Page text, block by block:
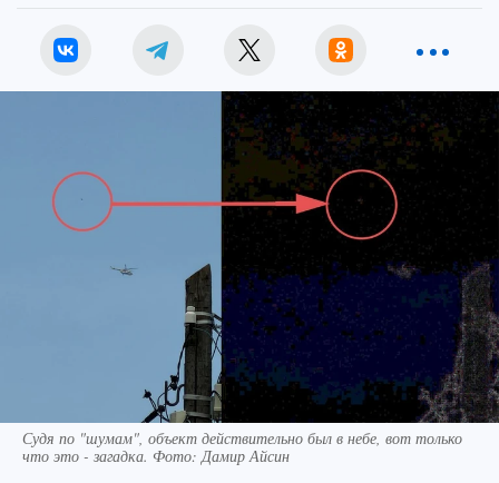
Судя по "шумам", объект действительно был в небе, вот только
что это - загадка. Фото: Дамир Айсин